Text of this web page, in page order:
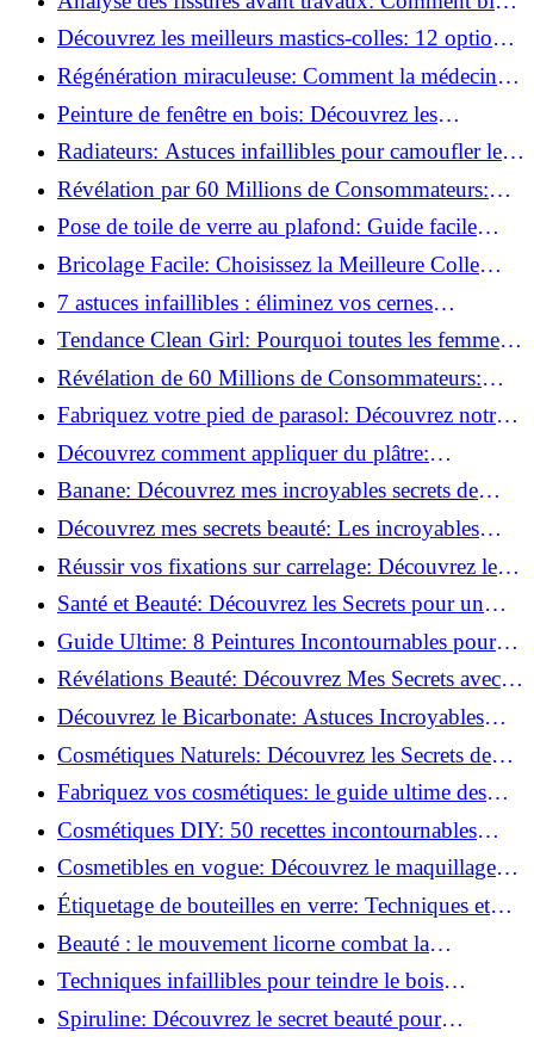
préparer vos surfaces!
Découvrez les meilleurs mastics-colles: 12 options
dès 6,70 €!
Régénération miraculeuse: Comment la médecine
régénérative peut restaurer votre confiance!
Peinture de fenêtre en bois: Découvrez les
techniques infaillibles pour un résultat parfait!
Radiateurs: Astuces infaillibles pour camoufler les
tuyaux apparents!
Révélation par 60 Millions de Consommateurs:
Découvrez le sérum anti-rides numéro un!
Pose de toile de verre au plafond: Guide facile
pour débutants!
Bricolage Facile: Choisissez la Meilleure Colle
pour Chaque Matériau!
7 astuces infaillibles : éliminez vos cernes
rapidement !
Tendance Clean Girl: Pourquoi toutes les femmes
l'adoptent?
Révélation de 60 Millions de Consommateurs:
Découvrez le meilleur fond de teint pour votre
peau!
Fabriquez votre pied de parasol: Découvrez notre
tutoriel facile !
Découvrez comment appliquer du plâtre:
Techniques pour un mur intérieur parfait!
Banane: Découvrez mes incroyables secrets de
beauté!
Découvrez mes secrets beauté: Les incroyables
vertus du curcuma!
Réussir vos fixations sur carrelage: Découvrez les
astuces infaillibles !
Santé et Beauté: Découvrez les Secrets pour un
Bien-être Optimal!
Guide Ultime: 8 Peintures Incontournables pour
Bois Extérieurs!
Révélations Beauté: Découvrez Mes Secrets avec le
Thé Vert Matcha!
Découvrez le Bicarbonate: Astuces Incroyables
pour Votre Quotidien!
Cosmétiques Naturels: Découvrez les Secrets de
Beauté Éco-responsables!
Fabriquez vos cosmétiques: le guide ultime des
produits de beauté maison!
Cosmétiques DIY: 50 recettes incontournables
pour sublimer votre beauté naturelle!
Cosmetibles en vogue: Découvrez le maquillage
100% comestible!
Étiquetage de bouteilles en verre: Techniques et
astuces incontournables!
Beauté : le mouvement licorne combat la
surconsommation !
Techniques infaillibles pour teindre le bois
naturellement: Découvrez comment!
Spiruline: Découvrez le secret beauté pour